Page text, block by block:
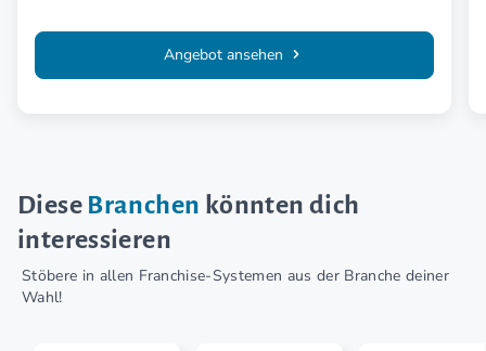
Angebot ansehen
Diese Branchen könnten dich
interessieren
Stöbere in allen Franchise-Systemen aus der Branche deiner
Wahl!